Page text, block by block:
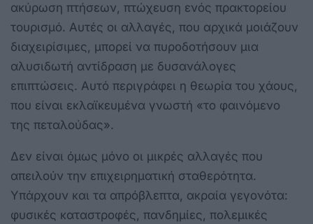
ακύρωση πτήσεων, πτώχευση ενός πρακτορείου
τουρισμό. Αυτές οι αλλαγές, που αρχικά μοιάζουν
διαχειρίσιμες, μπορεί να πυροδοτήσουν μια
αλυσιδωτή αντίδραση με δυσανάλογες
επιπτώσεις. Αυτό περιγράφει η θεωρία του χάους,
που είναι εκλαϊκευμένα γνωστή «το φαινόμενο
της πεταλούδας».
Δεν είναι όμως μόνο οι μικρές αλλαγές που
απειλούν την επιχειρηματική σταθερότητα.
Υπάρχουν και τα απρόβλεπτα, ακραία γεγονότα:
φυσικές καταστροφές, πανδημίες, πολεμικές